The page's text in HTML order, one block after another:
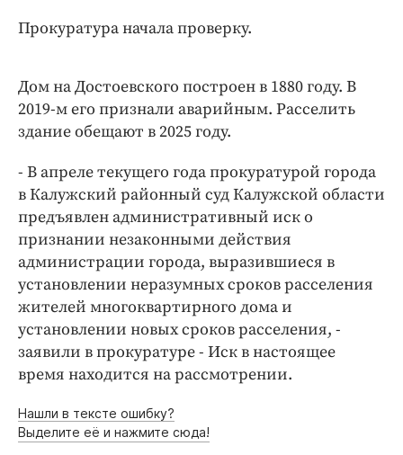
Прокуратура начала проверку.
Дом на Достоевского построен в 1880 году. В
2019-м его признали аварийным. Расселить
здание обещают в 2025 году.
- В апреле текущего года прокуратурой города
в Калужский районный суд Калужской области
предъявлен административный иск о
признании незаконными действия
администрации города, выразившиеся в
установлении неразумных сроков расселения
жителей многоквартирного дома и
установлении новых сроков расселения, -
заявили в прокуратуре - Иск в настоящее
время находится на рассмотрении.
Нашли в тексте ошибку?
Выделите её и нажмите сюда!